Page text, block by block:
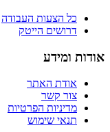
כל הצעות העבודה
דרושים הייטק
אודות ומידע
אודת האתר
צור קשר
מדיניות הפרטיות
תנאי שימוש